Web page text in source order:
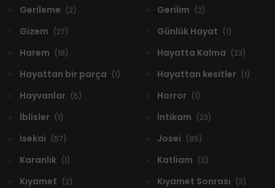
Gerileme (2) Gerilim (2)
Gizem (27) Günlük Hayat (1)
Harem (18) Hayatta Kalma (23)
Hayattan bir parça (1) Hayattan kesitler (1)
Hayvanlar (5) Horror (1)
İblisler (1) İntikam (23)
Isekai (57) Josei (85)
Karanlık (1) Katliam (2)
Kıyamet (2) Kıyamet Sonrası (3)